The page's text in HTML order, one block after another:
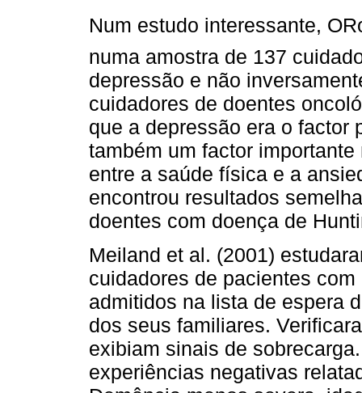
Num estudo interessante,
numa amostra de 137
depressão e não
cuidadores de doentes
que a depressão era o factor
também um factor
entre a saúde física e a
encontrou resultados
doentes com doença de
Meiland et al. (2001)
cuidadores de pacientes
admitidos na lista de espera
dos seus familiares.
exibiam sinais de
experiências negativas